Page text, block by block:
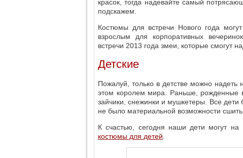
красок, тогда надевайте самый
подскажем.
Костюмы для встречи Нового года
взрослым для корпоративных
встречи 2013 года змеи, которые смогут
Детские
Пожалуй, только в детстве можно надеть
этом королем мира. Раньше,
зайчики, снежинки и мушкетеры. Все
не было материальной возможности
К счастью, сегодня наши дети могут
костюмы для детей